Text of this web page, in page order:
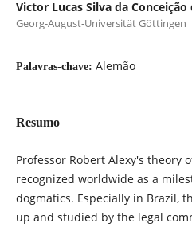
Victor Lucas Silva da Conceição
Georg-August-Universität Göttingen
Palavras-chave: Alemão
Resumo
Professor Robert Alexy's theory
recognized worldwide as a
dogmatics. Especially in Brazil,
up and studied by the legal